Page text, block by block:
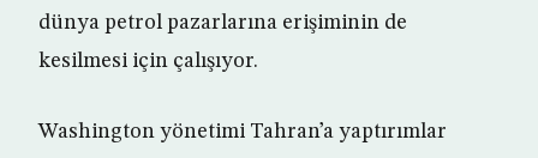
dünya petrol pazarlarına erişiminin de
kesilmesi için çalışıyor.
Washington yönetimi Tahran’a yaptırımlar